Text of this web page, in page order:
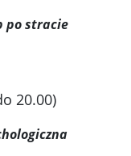
po stracie
20.00)